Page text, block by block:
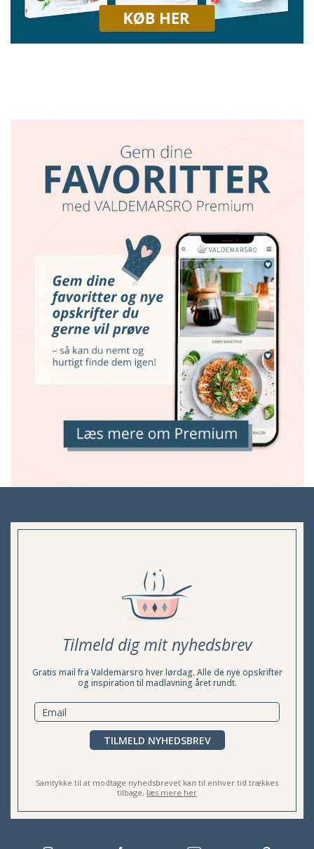
Tilmeld dig mit nyhedsbrev
Gratis mail fra Valdemarsro hver lørdag. Alle de nye opskrifter
og inspiration til madlavning året rundt.
TILMELD NYHEDSBREV
Samtykke til at modtage nyhedsbrevet kan til enhver tid trækkes
tilbage, læs mere her